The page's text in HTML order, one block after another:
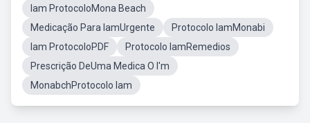
Iam ProtocoloMona Beach
Medicação Para IamUrgente
Protocolo IamMonabi
Iam ProtocoloPDF
Protocolo IamRemedios
Prescrição DeUma Medica O I'm
MonabchProtocolo Iam